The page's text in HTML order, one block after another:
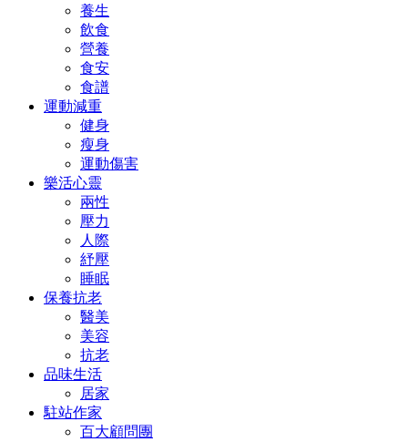
養生
飲食
營養
食安
食譜
運動減重
健身
瘦身
運動傷害
樂活心靈
兩性
壓力
人際
紓壓
睡眠
保養抗老
醫美
美容
抗老
品味生活
居家
駐站作家
百大顧問團